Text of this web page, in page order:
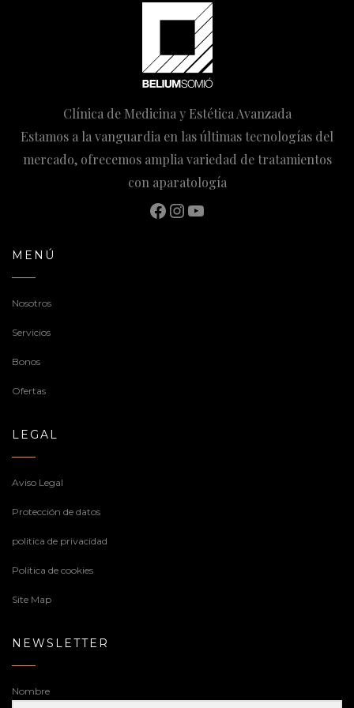
Clínica de Medicina y Estética Avanzada
Estamos a la vanguardia en las últimas tecnologías del
mercado, ofrecemos amplia variedad de tratamientos
con aparatología
Facebook
Instagram
YouTube
MENÚ
Nosotros
Servicios
Bonos
Ofertas
LEGAL
Aviso Legal
Protección de datos
politica de privacidad
Política de cookies
Site Map
NEWSLETTER
Nombre